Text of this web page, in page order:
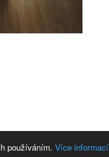
používáním. Více informací